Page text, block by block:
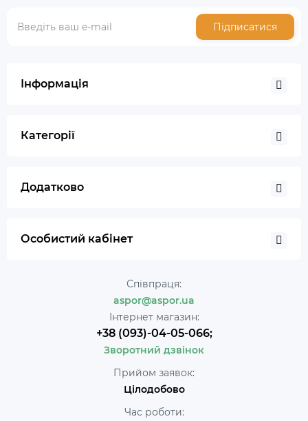
Підписатися
Інформація
Категорії
Додатково
Особистий кабінет
Співпраця:
aspor@aspor.ua
Інтернет магазин:
+38 (093)-04-05-066;
Зворотний дзвінок
Прийом заявок:
Цілодобово
Час роботи: